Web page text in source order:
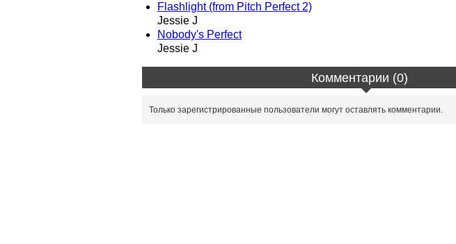
Flashlight (from Pitch Perfect 2)
Jessie J
Nobody's Perfect
Jessie J
Комментарии (0)
Только зарегистрированные пользователи могут оставлять комментарии.